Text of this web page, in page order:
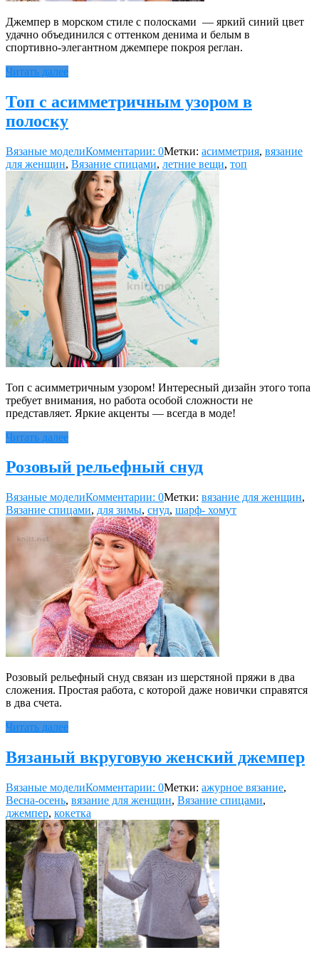
Джемпер в морском стиле c полосками — яркий синий цвет
удачно объединился с оттенком денима и белым в
спортивно‑элегантном джемпере покроя реглан.
Читать далее
Топ с асимметричным узором в
полоску
Вязаные моделиКомментарии: 0Метки: асимметрия, вязание
для женщин, Вязание спицами, летние вещи, топ
Топ с асимметричным узором! Интересный дизайн этого топа
требует внимания, но работа особой сложности не
представляет. Яркие акценты — всегда в моде!
Читать далее
Розовый рельефный снуд
Вязаные моделиКомментарии: 0Метки: вязание для женщин,
Вязание спицами, для зимы, снуд, шарф- хомут
Розовый рельефный снуд связан из шерстяной пряжи в два
сложения. Простая работа, с которой даже новички справятся
в два счета.
Читать далее
Вязаный вкруговую женский джемпер
Вязаные моделиКомментарии: 0Метки: ажурное вязание,
Весна-осень, вязание для женщин, Вязание спицами,
джемпер, кокетка